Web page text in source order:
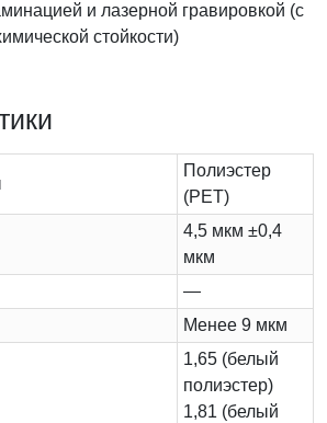
и лазерной гравировкой (с
стойкости)
Полиэстер
(PET)
4,5 мкм ±0,4
мкм
—
Менее 9 мкм
1,65 (белый
полиэстер)
1,81 (белый